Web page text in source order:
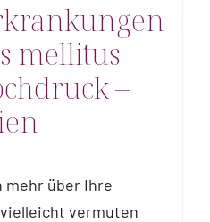
mellitus
–
mehr über Ihre
vermuten